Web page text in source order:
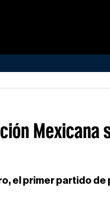
Mexicana
el primer partido